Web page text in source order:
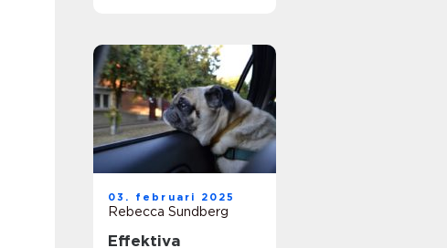
03. februari 2025
Rebecca Sundberg
Effektiva